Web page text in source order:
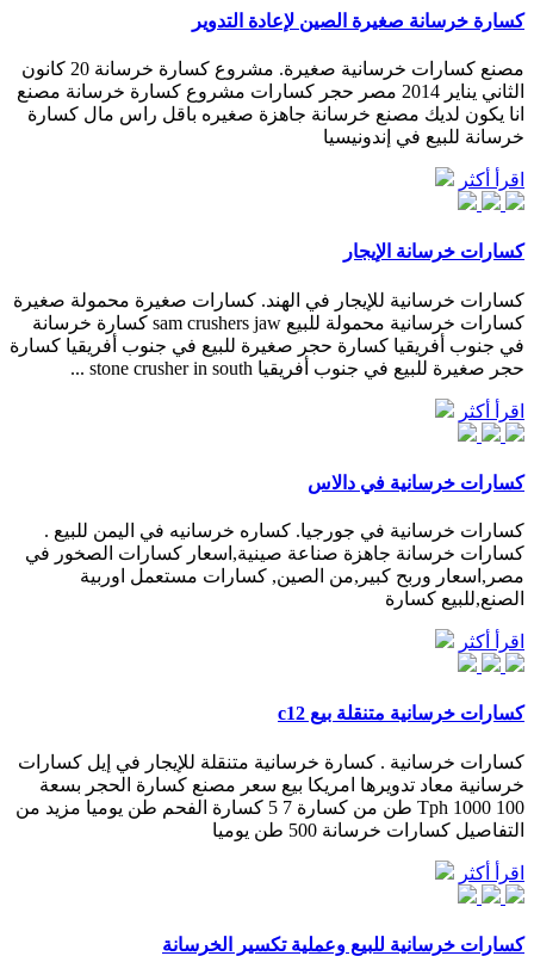
كسارة خرسانة صغيرة الصين لإعادة التدوير
مصنع كسارات خرسانية صغيرة. مشروع كسارة خرسانة 20 كانون
الثاني يناير 2014 مصر حجر كسارات مشروع كسارة خرسانة مصنع
انا يكون لديك مصنع خرسانة جاهزة صغيره باقل راس مال كسارة
خرسانة للبيع في إندونيسيا
اقرأ أكثر
كسارات خرسانة الإيجار
كسارات خرسانية للإيجار في الهند. كسارات صغيرة محمولة صغيرة
كسارات خرسانية محمولة للبيع sam crushers jaw كسارة خرسانة
في جنوب أفريقيا كسارة حجر صغيرة للبيع في جنوب أفريقيا كسارة
حجر صغيرة للبيع في جنوب أفريقيا stone crusher in south ...
اقرأ أكثر
كسارات خرسانية في دالاس
كسارات خرسانية في جورجيا. كساره خرسانيه في اليمن للبيع .
كسارات خرسانة جاهزة صناعة صينية,اسعار كسارات الصخور في
مصر,اسعار وربح كبير,من الصين, كسارات مستعمل اوربية
الصنع,للبيع كسارة
اقرأ أكثر
كسارات خرسانية متنقلة بيع c12
كسارات خرسانية . كسارة خرسانية متنقلة للإيجار في إيل كسارات
خرسانية معاد تدويرها امريكا بيع سعر مصنع كسارة الحجر بسعة
100 Tph 1000 طن من كسارة 7 5 كسارة الفحم طن يوميا مزيد من
التفاصيل كسارات خرسانة 500 طن يوميا
اقرأ أكثر
كسارات خرسانية للبيع وعملية تكسير الخرسانة